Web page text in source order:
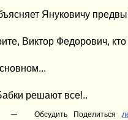
Януковичу
Виктор Федорович,
решают все!..
– Обсудить Поделиться